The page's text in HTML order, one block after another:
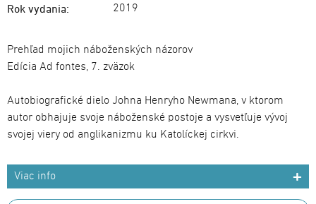
Rok vydania: 2019
Prehľad mojich náboženských názorov
Edícia Ad fontes, 7. zväzok
Autobiografické dielo Johna Henryho Newmana, v ktorom
autor obhajuje svoje náboženské postoje a vysvetľuje vývoj
svojej viery od anglikanizmu ku Katolíckej cirkvi.
Viac info